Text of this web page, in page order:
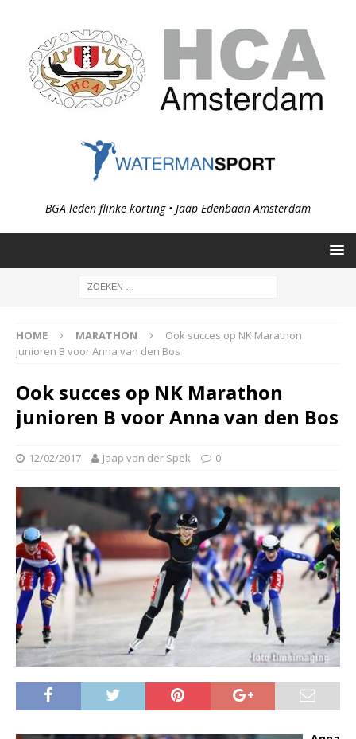
BGA leden flinke korting • Jaap Edenbaan Amsterdam
HOME MARATHON
Ook succes op NK Marathon
junioren B voor Anna van den Bos
Ook succes op NK Marathon
junioren B voor Anna van den Bos
12/02/2017 Jaap van der Spek 0